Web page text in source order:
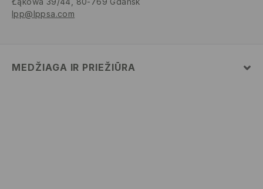
lpp@lppsa.com
MEDŽIAGA IR PRIEŽIŪRA